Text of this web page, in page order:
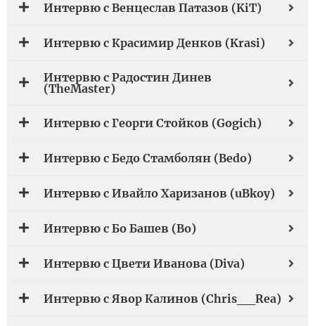
Интервю с Венцеслав Патазов (KiT)
Интервю с Красимир Денков (Krasi)
Интервю с Радостин Динев
(TheMaster)
Интервю с Георги Стойков (Gogich)
Интервю с Бедо Стамболян (Bedo)
Интервю с Ивайло Харизанов (uBkoy)
Интервю с Бо Башев (Bo)
Интервю с Цвети Иванова (Diva)
Интервю с Явор Калинов (Chris__Rea)